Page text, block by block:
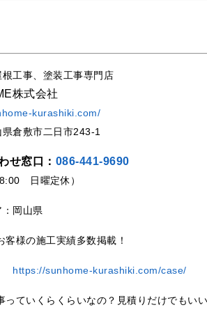
根工事、塗装工事専門店
株式会社
kurashiki.com/
県倉敷市二日市243-1
せ窓口： 086-441-9690
日曜定休）
岡山県
様の施工実績多数掲載！
https://sunhome-kurashiki.com/case/
ていくらくらいなの？見積りだけでもい